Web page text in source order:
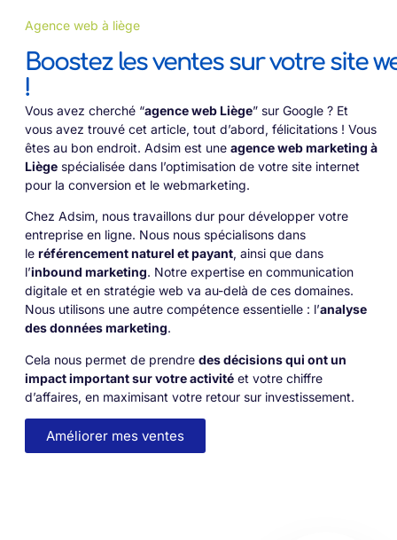
Agence web à liège
Boostez les ventes sur votre site
!
Vous avez cherché “agence web Liège” sur Google ? Et
vous avez trouvé cet article, tout d’abord, félicitations ! Vous
êtes au bon endroit. Adsim est une agence web marketing à
Liège spécialisée dans l’optimisation de votre site internet
pour la conversion et le webmarketing.
Chez Adsim, nous travaillons dur pour développer votre
entreprise en ligne. Nous nous spécialisons dans
le référencement naturel et payant, ainsi que dans
l’inbound marketing. Notre expertise en communication
digitale et en stratégie web va au-delà de ces domaines.
Nous utilisons une autre compétence essentielle : l’analyse
des données marketing.
Cela nous permet de prendre des décisions qui ont un
impact important sur votre activité et votre chiffre
d’affaires, en maximisant votre retour sur investissement.
Améliorer mes ventes